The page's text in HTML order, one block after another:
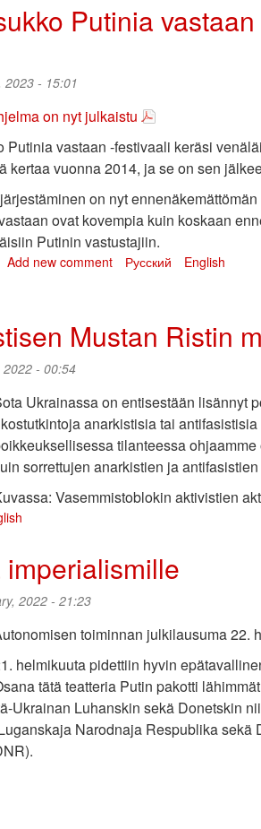
Putinia
- 15:01
on nyt julkaistu
Putinia vastaan -festivaali keräsi
kertaa vuonna 2014, ja se on sen
on nyt
ovat kovempia kuin koskaan
Putinin vastustajiin.
about
7.
Add new comment Русский English
Mustan Ristin
- 00:54
Ukrainassa on entisestään lisännyt
anarkistisia tai
tilanteessa
sorrettujen anarkistien ja
Vasemmistoblokin aktivistien
2022 - 21:23
toiminnan julkilausuma 22.
helmikuuta pidettiin hyvin
tätä teatteria Putin pakotti
Ukrainan Luhanskin sekä Donetskin
Narodnaja Respublika